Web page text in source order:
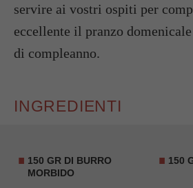
servire ai vostri ospiti per
eccellente il pranzo
di compleanno.
INGREDIENTI
150 GR DI BURRO
MORBIDO
150